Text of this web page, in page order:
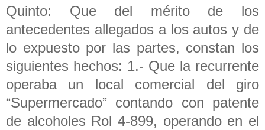
Quinto: Que del mérito de los
antecedentes allegados a los autos y de
lo expuesto por las partes, constan los
siguientes hechos: 1.- Que la recurrente
operaba un local comercial del giro
“Supermercado” contando con patente
de alcoholes Rol 4-899, operando en el